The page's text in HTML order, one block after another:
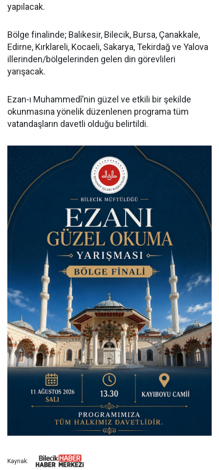
yapılacak.
Bölge finalinde; Balıkesir, Bilecik, Bursa, Çanakkale,
Edirne, Kırklareli, Kocaeli, Sakarya, Tekirdağ ve Yalova
illerinden/bölgelerinden gelen din görevlileri
yarışacak.
Ezan-ı Muhammedî’nin güzel ve etkili bir şekilde
okunmasına yönelik düzenlenen programa tüm
vatandaşların davetli olduğu belirtildi.
Kaynak: